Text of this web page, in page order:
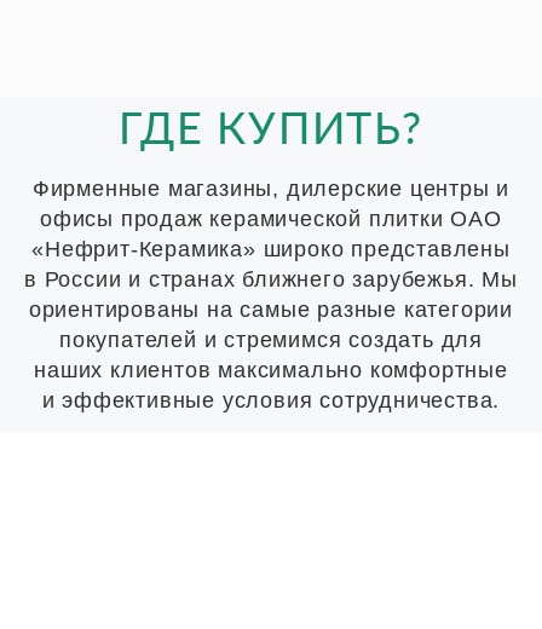
ГДЕ КУПИТЬ?
Фирменные магазины, дилерские центры и
офисы продаж керамической плитки ОАО
«Нефрит-Керамика» широко представлены
в России и странах ближнего зарубежья. Мы
ориентированы на самые разные категории
покупателей и стремимся создать для
наших клиентов максимально комфортные
и эффективные условия сотрудничества.